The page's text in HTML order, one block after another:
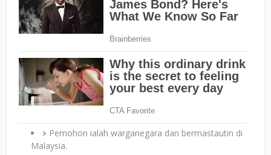
Pemohon ialah warganegara dan bermastautin di
Malaysia.